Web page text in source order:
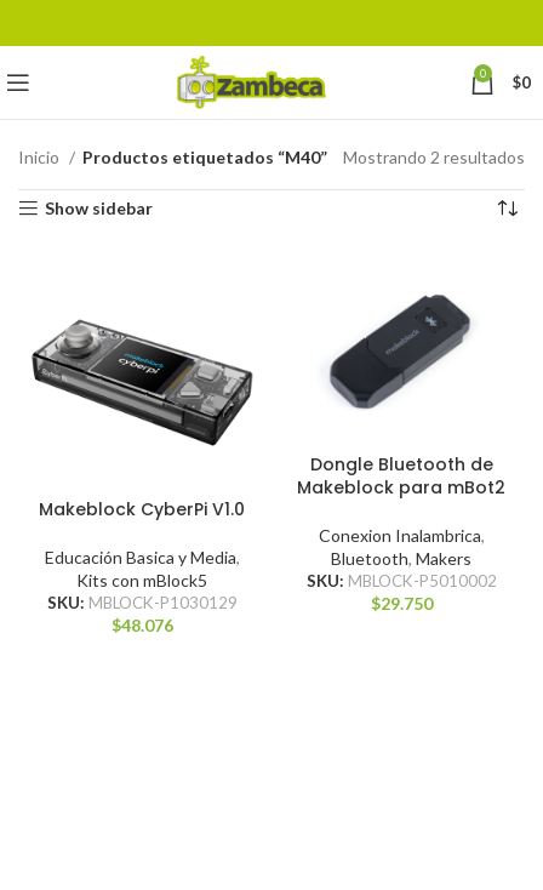
0 $0
Inicio Productos etiquetados “M40” Mostrando 2 resultados
Show sidebar
Makeblock CyberPi V1.0
Educación Basica y Media,
Kits con mBlock5
SKU: MBLOCK-P1030129
$48.076
Dongle Bluetooth de
Makeblock para mBot2
Conexion Inalambrica,
Bluetooth, Makers
SKU: MBLOCK-P5010002
$29.750